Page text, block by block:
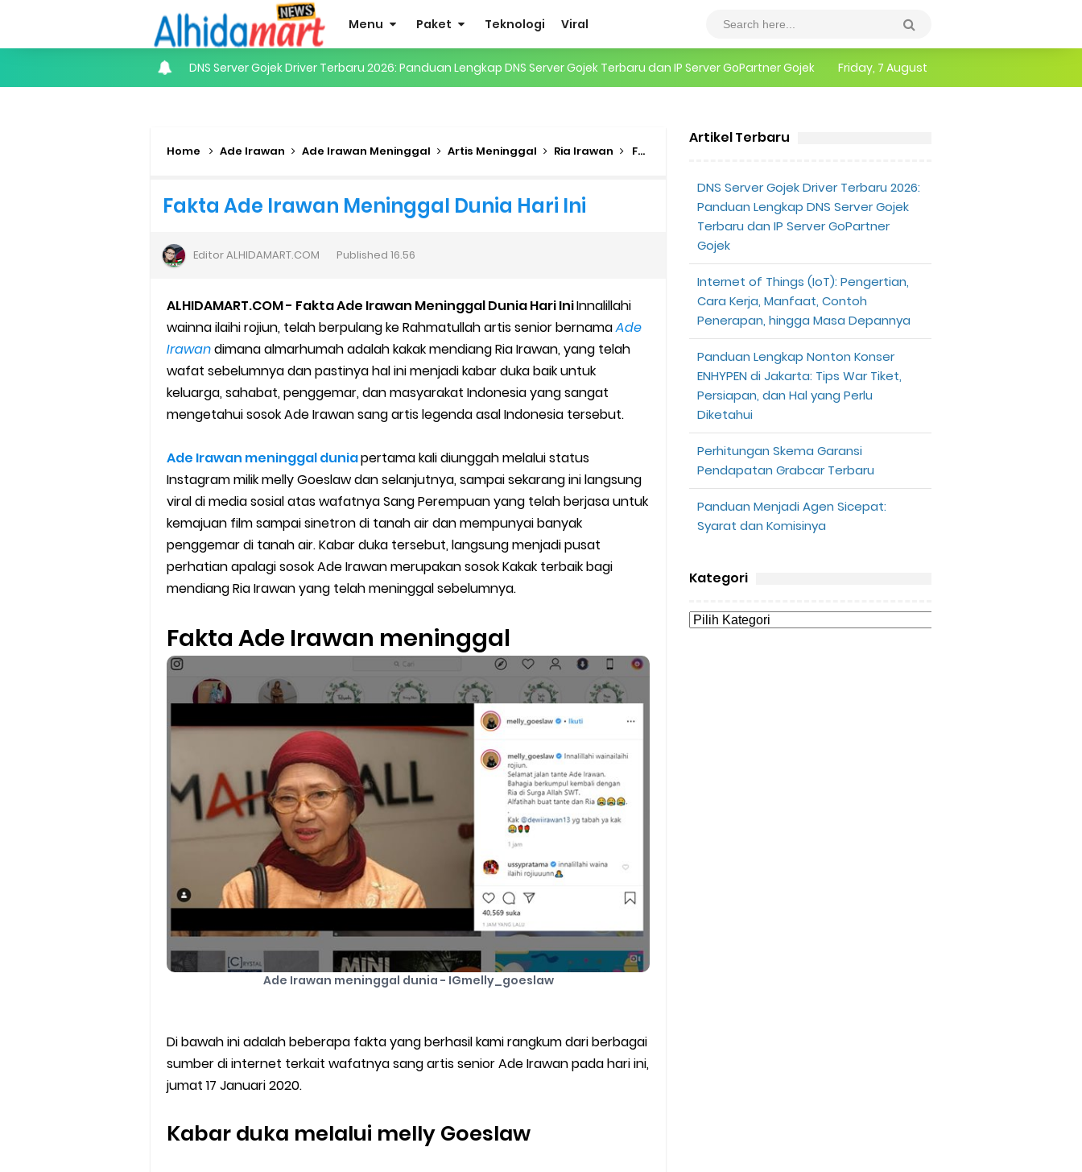
Menu Paket Teknologi Viral
Internet of Things (IoT): Pengertian, Cara Kerja, Manfaat, Contoh Penerapan, hingga Masa Depannya
Perhitungan Skema Garansi Pendapatan Grabcar Terbaru
Cara Daftar Goshop agar Cepat Diterima
Apa itu Grab Saap? Layanan Antri Online Terbaru Dari Grab
Cara Jitu Mendapat Voucher Gojek Gratis
Cara Ping DNS Server Gojek Gopartner
Cara Mudah Melihat Nomor Shopeepay Sendiri dan Orang Lain
7 Cara Mudah Top Up Grab untuk Driver
5 Versi Map Paling Gacor Untuk Ojek Online
Penyebab dan Cara Memulihkan Akun Gojek Dibekukan
Cara Menghitung Penghasilan Grab Sesuai dengan Orderan
Cara Menggunakan Paket Telkomsel Mitra Gojek
5 Biaya Potongan Shopee Food yang Perlu Kamu Ketahui
10 Cara Jitu Autobid Untuk Lala Motor dan Mobil 2023
Batas Saldo Untuk Akun Gopay Biasa dan Upgrade
Cara Mudah Melihat QR dan Barcode Shopeepay
Enroute Drop: Arti dan Penjelasan Resi Gosend
Cara Transfer Gopay ke Shopeepay Tanpa Potongan
Cara Ping Server Shopee Food 2022
Cara Menghubungi CS Lalamove dan Jam Operasionalnya
Cara Mengatasi Aplikasi Gojek Mengalami Gangguan
Friday, 7 August
Home Ade Irawan Ade Irawan Meninggal Artis Meninggal Ria Irawan Fakta Ade Irawan Meninggal Dunia Hari Ini
Fakta Ade Irawan Meninggal Dunia Hari Ini
EditorALHIDAMART.COM Published 16.56
ALHIDAMART.COM - Fakta Ade Irawan Meninggal Dunia Hari IniInnalillahi
wainna ilaihi rojiun, telah berpulang ke Rahmatullah artis senior bernamaAde
Irawandimana almarhumah adalah kakak mendiang Ria Irawan, yang telah
wafat sebelumnya dan pastinya hal ini menjadi kabar duka baik untuk
keluarga, sahabat, penggemar, dan masyarakat Indonesia yang sangat
mengetahui sosok Ade Irawan sang artis legenda asal Indonesia tersebut.
Ade Irawan meninggal duniapertama kali diunggah melalui status
Instagram milik melly Goeslaw dan selanjutnya, sampai sekarang ini langsung
viral di media sosial atas wafatnya Sang Perempuan yang telah berjasa untuk
kemajuan film sampai sinetron di tanah air dan mempunyai banyak
penggemar di tanah air. Kabar duka tersebut, langsung menjadi pusat
perhatian apalagi sosok Ade Irawan merupakan sosok Kakak terbaik bagi
mendiang Ria Irawan yang telah meninggal sebelumnya.
Fakta Ade Irawan meninggal
Ade Irawan meninggal dunia - IGmelly_goeslaw
Di bawah ini adalah beberapa fakta yang berhasil kami rangkum dari berbagai
sumber di internet terkait wafatnya sang artis senior Ade Irawan pada hari ini,
jumat 17 Januari 2020.
Kabar duka melalui melly Goeslaw
Artikel Terbaru
DNS Server Gojek Driver Terbaru 2026:
Panduan Lengkap DNS Server Gojek
Terbaru dan IP Server GoPartner
Gojek
Internet of Things (IoT): Pengertian,
Cara Kerja, Manfaat, Contoh
Penerapan, hingga Masa Depannya
Panduan Lengkap Nonton Konser
ENHYPEN di Jakarta: Tips War Tiket,
Persiapan, dan Hal yang Perlu
Diketahui
Perhitungan Skema Garansi
Pendapatan Grabcar Terbaru
Panduan Menjadi Agen Sicepat:
Syarat dan Komisinya
Kategori